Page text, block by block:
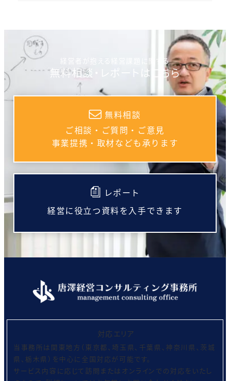
経営者が抱える経営課題に関する
無料相談・レポートはこちら
無料相談
ご相談・ご質問・ご意見
事業提携・取材なども承ります
レポート
経営に役立つ資料を入手できます
対応エリア
当事務所は関東地方（東京都、埼玉県、千葉県、神奈川県、茨城
県、栃木県）を中心に全国対応が可能です。
サービス内容に応じて訪問またはオンラインでの対応をいたし